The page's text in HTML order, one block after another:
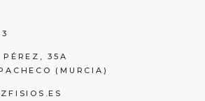
PÉREZ, 35A
(MURCIA)